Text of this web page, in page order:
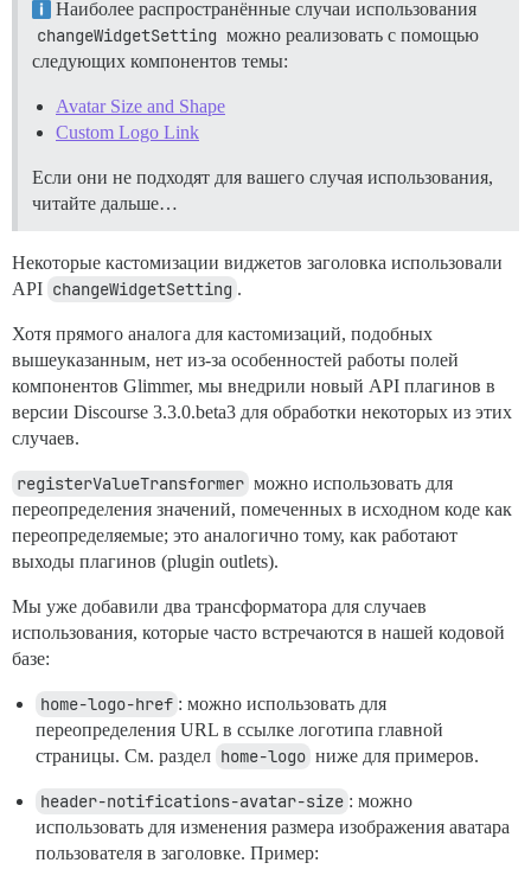
Наиболее распространённые случаи использования
changeWidgetSetting можно реализовать с помощью
следующих компонентов темы:
Avatar Size and Shape
Custom Logo Link
Если они не подходят для вашего случая использования,
читайте дальше…
Некоторые кастомизации виджетов заголовка использовали
API changeWidgetSetting .
Хотя прямого аналога для кастомизаций, подобных
вышеуказанным, нет из-за особенностей работы полей
компонентов Glimmer, мы внедрили новый API плагинов в
версии Discourse 3.3.0.beta3 для обработки некоторых из этих
случаев.
registerValueTransformer можно использовать для
переопределения значений, помеченных в исходном коде как
переопределяемые; это аналогично тому, как работают
выходы плагинов (plugin outlets).
Мы уже добавили два трансформатора для случаев
использования, которые часто встречаются в нашей кодовой
базе:
home-logo-href : можно использовать для
переопределения URL в ссылке логотипа главной
страницы. См. раздел home-logo ниже для примеров.
header-notifications-avatar-size : можно
использовать для изменения размера изображения аватара
пользователя в заголовке. Пример: